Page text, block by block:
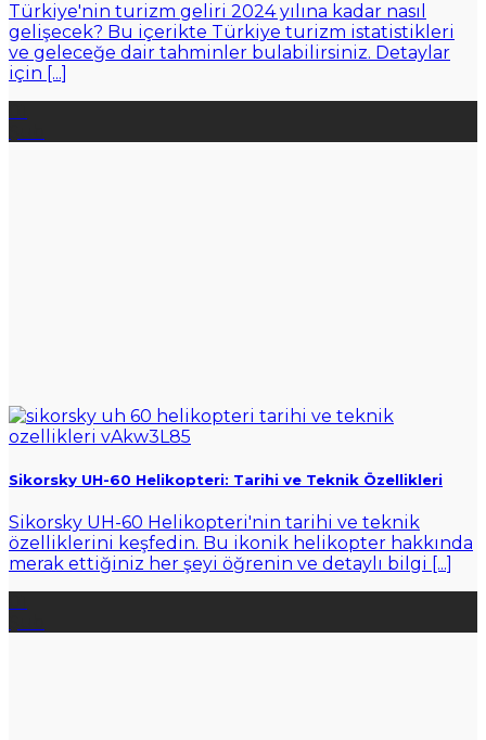
Türkiye'nin turizm geliri 2024 yılına kadar nasıl
gelişecek? Bu içerikte Türkiye turizm istatistikleri
ve geleceğe dair tahminler bulabilirsiniz. Detaylar
için [...]
Sikorsky UH-60 Helikopteri: Tarihi ve Teknik Özellikleri
Sikorsky UH-60 Helikopteri'nin tarihi ve teknik
özelliklerini keşfedin. Bu ikonik helikopter hakkında
merak ettiğiniz her şeyi öğrenin ve detaylı bilgi [...]